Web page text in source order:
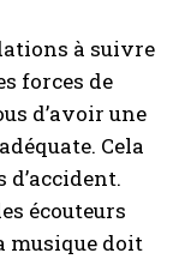
à suivre
forces de
d’avoir une
adéquate. Cela
écouteurs
musique doit